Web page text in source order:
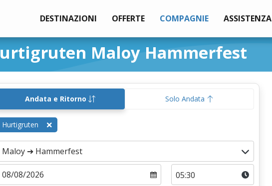
DESTINAZIONI OFFERTE COMPAGNIE ASSISTENZA
Maloy Hammerfest
Andata e Ritorno Solo Andata
Hurtigruten